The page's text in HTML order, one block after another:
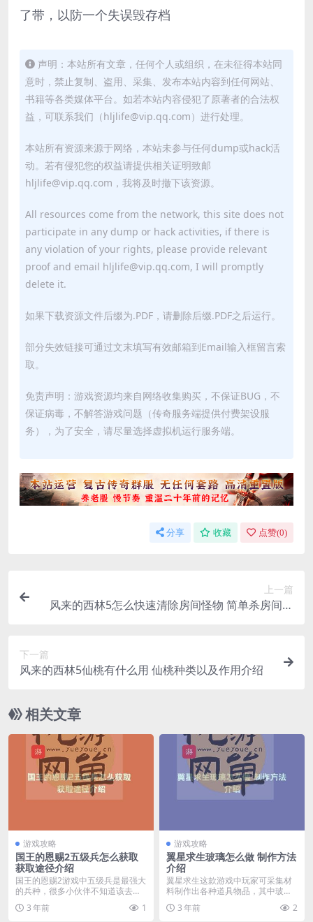
了带，以防一个失误毁存档
声明：本站所有文章，任何个人或组织，在未征得本站同
意时，禁止复制、盗用、采集、发布本站内容到任何网站、
书籍等各类媒体平台。如若本站内容侵犯了原著者的合法权
益，可联系我们（hljlife@vip.qq.com）进行处理。
本站所有资源来源于网络，本站未参与任何dump或hack活
动。若有侵犯您的权益请提供相关证明致邮
hljlife@vip.qq.com，我将及时撤下该资源。
All resources come from the network, this site does not
participate in any dump or hack activities, if there is
any violation of your rights, please provide relevant
proof and email hljlife@vip.qq.com, I will promptly
delete it.
如果下载资源文件后缀为.PDF，请删除后缀.PDF之后运行。
部分失效链接可通过文末填写有效邮箱到Email输入框留言索
取。
免责声明：游戏资源均来自网络收集购买，不保证BUG，不
保证病毒，不解答游戏问题（传奇服务端提供付费架设服
务），为了安全，请尽量选择虚拟机运行服务端。
分享 收藏 点赞(0)
上一篇
风来的西林5怎么快速清除房间怪物 简单杀房间怪
下一篇
风来的西林5仙桃有什么用 仙桃种类以及作用介绍
相关文章
游戏攻略
国王的恩赐2五级兵怎么获取
获取途径介绍
国王的恩赐2游戏中五级兵是最强大
的兵种，很多小伙伴不知道该去哪
里获取五级兵。那么...
3 年前 1
游戏攻略
翼星求生玻璃怎么做 制作方法
介绍
翼星求生这款游戏中玩家可采集材
料制作出各种道具物品，其中玻璃
这个物品很多小伙伴不...
3 年前 2